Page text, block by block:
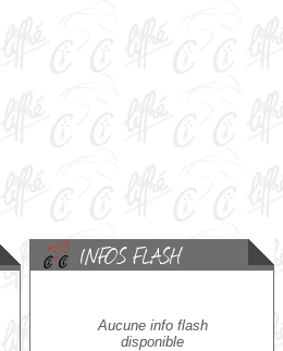
Aucune info flash
disponible